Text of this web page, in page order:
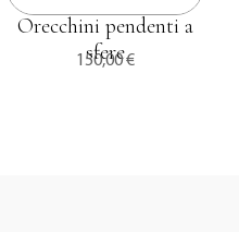
Orecchini pendenti a
sfere
150,00€